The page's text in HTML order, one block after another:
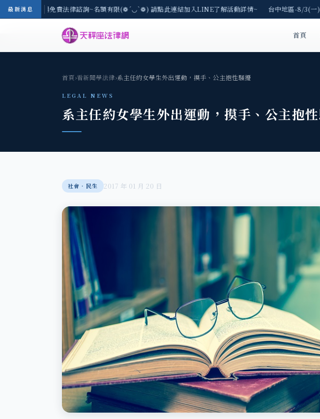
最新消息
8/3(一) 現場免費法律諮詢~名額有限(❁´◡`❁) 請點此連結加入LINE了解活動詳情~ 台中地區-8/3(一)
首頁
首頁›看新聞學法律›系主任約女學生外出運動，摸手、公主抱性騷擾
LEGAL NEWS
系主任約女學生外出運動，摸手、公主抱
社會‧民生 2017 年 01 月 20 日